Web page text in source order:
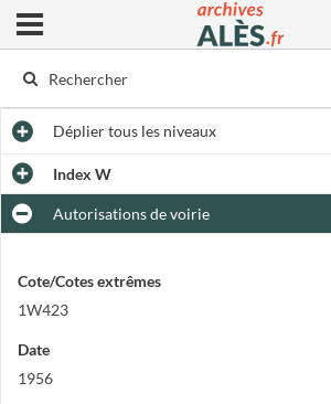
Archives municipales d'Alès
Ouvrir le menu déroulant
Dépliertous les niveaux
Index W
Autorisations de voirie
Cote/Cotes extrêmes
1W423
Date
1956